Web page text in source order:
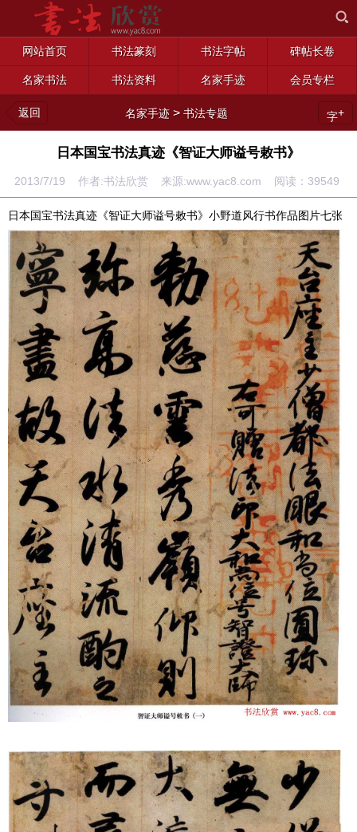
网站首页 书法篆刻 书法字帖 碑帖长卷
名家书法 书法资料 名家手迹 会员专栏
返回 名家手迹 >书法专题 字+
日本国宝书法真迹《智证大师谥号敕书》
2013/7/19 作者:书法欣赏 来源:www.yac8.com 阅读： 39549
日本国宝书法真迹《智证大师谥号敕书》小野道风行书作品图片七张